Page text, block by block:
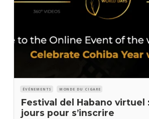
ÉVÉNEMENTS MONDE DU CIGARE
Festival del Habano virtuel
jours pour s’inscrire